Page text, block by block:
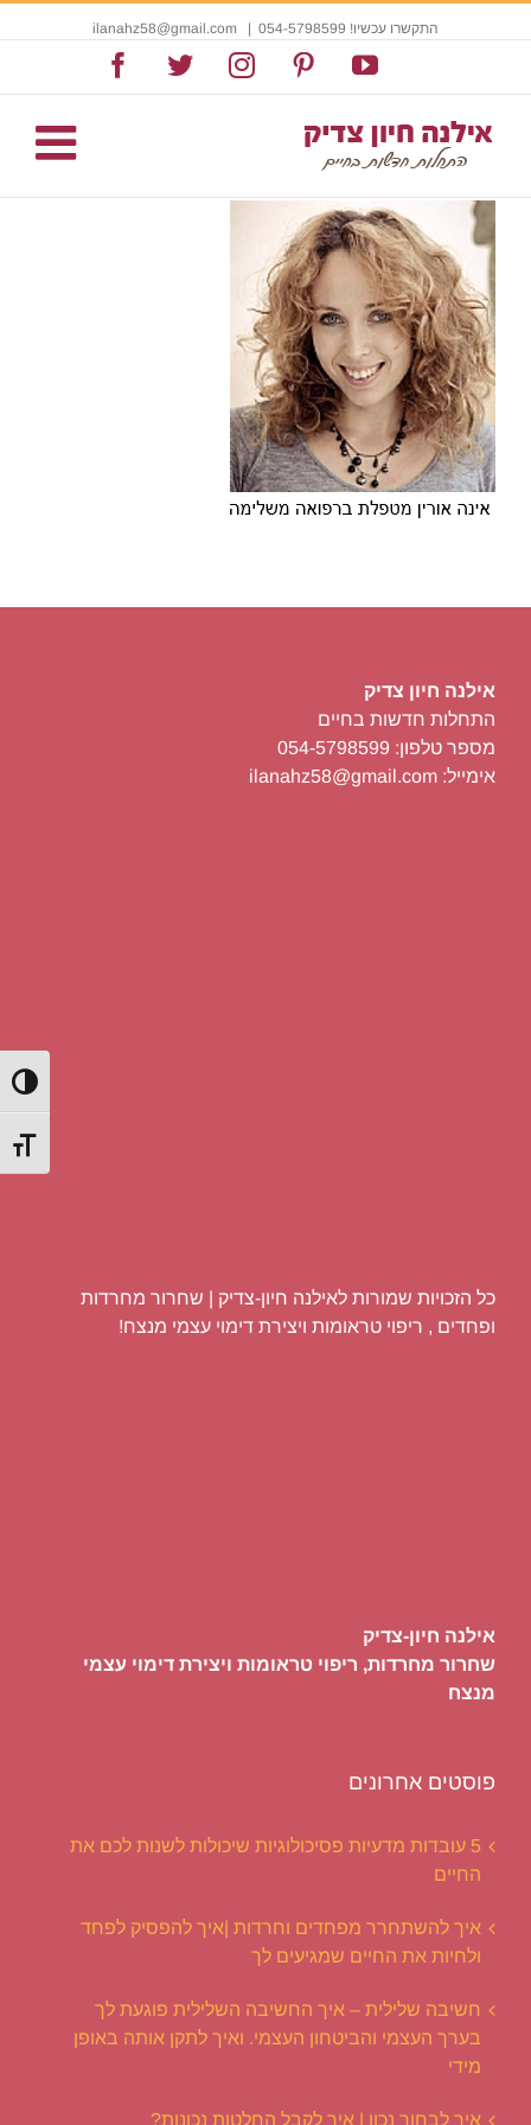
מתג
התקשרו עכשיו! 054-5798599 |
YouTube
Pinterest
Instagram
Twitter
אילנה חיון צדיק
התחלות חדשות בחיים
מספר טלפון: 054-5798599
אימייל: ilanahz58@gmail.com
כל הזכויות שמורות לאילנה חיון-צדיק | שחרור מחרדות
ופחדים , ריפוי טראומות ויצירת דימוי עצמי מנצח!
אילנה חיון-צדיק
שחרור מחרדות, ריפוי טראומות ויצירת דימוי עצמי
מנצח
פוסטים אחרונים
5 עובדות מדעיות פסיכולוגיות שיכולות לשנות לכם את
החיים
איך להשתחרר מפחדים וחרדות |איך להפסיק לפחד
ולחיות את החיים שמגיעים לך
חשיבה שלילית – איך החשיבה השלילית פוגעת לך
בערך העצמי והביטחון העצמי. ואיך לתקן אותה באופן
מידי
איך לבחור נכון | איך לקבל החלטות נכונות?